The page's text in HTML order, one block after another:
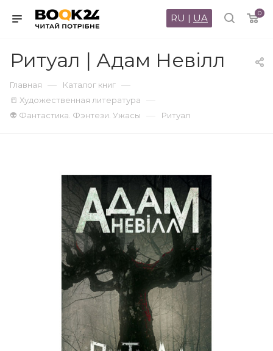
0
RU | UA
Ритуал | Адам Невілл
Главная — Каталог книг —
📒 Художественная литература —
👽 Фантастика. Фэнтези. Ужасы — Ритуал